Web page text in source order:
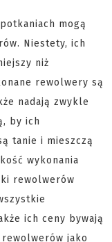
mogą
Niestety, ich
niż
rewolwery są
nadają zwykle
by ich
tanie i mieszczą
wykonania
rewolwerów
ich ceny bywają
jako